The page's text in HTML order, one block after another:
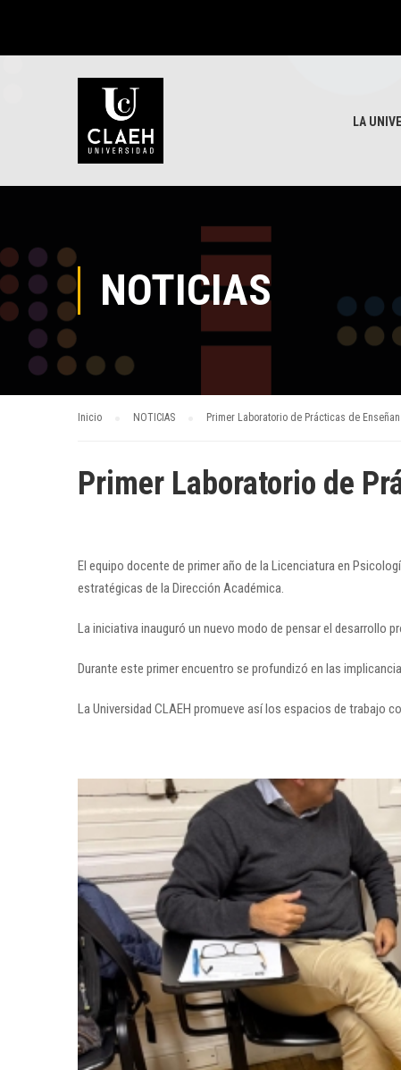
LA
NOTICIAS
Inicio NOTICIAS Primer Laboratorio de Prácticas de
Primer Laboratorio de
El equipo docente de primer año de la Licenciatura en
estratégicas de la Dirección Académica.
La iniciativa inauguró un nuevo modo de pensar el desarrollo
Durante este primer encuentro se profundizó en las
La Universidad CLAEH promueve así los espacios de trabajo